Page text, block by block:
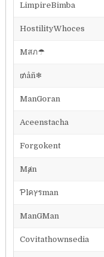
LimpireBimba
HostilityWhoces
Mสภ☂
₥åñ❄
ManGoran
Aceenstacha
Forgokent
Mⱥn
Ƥlคץรman
ManGMan
Covitathownsedia